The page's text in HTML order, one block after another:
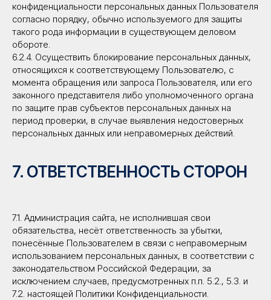
конфиденциальности персональных данных Пользователя
согласно порядку, обычно используемого для защиты
такого рода информации в существующем деловом
обороте.
6.2.4. Осуществить блокирование персональных данных,
относящихся к соответствующему Пользователю, с
момента обращения или запроса Пользователя, или его
законного представителя либо уполномоченного органа
по защите прав субъектов персональных данных на
период проверки, в случае выявления недостоверных
персональных данных или неправомерных действий.
7. ОТВЕТСТВЕННОСТЬ СТОРОН
7.1. Администрация сайта, не исполнившая свои
обязательства, несёт ответственность за убытки,
понесённые Пользователем в связи с неправомерным
использованием персональных данных, в соответствии с
законодательством Российской Федерации, за
исключением случаев, предусмотренных п.п. 5.2., 5.3. и
7.2. настоящей Политики Конфиденциальности.
Итоговый внешний вид товара зависит от технического
задания заказчика и возможностей производителя.
© 2008-2025 Azart. Использование и копирование
материалов сайта запрещено.
Политика конфиденциальности
188662, Ленинградская область,
г. Мурино, ул. Лесная, д. 3, БЦ «РЕСУРС»
info@pnevmokarkas.ru